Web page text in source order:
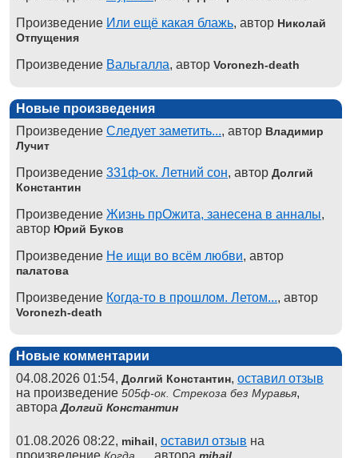
Произведение Или ещё какая блажь, автор Николай
Отпущения
Произведение Вальгалла, автор Voronezh-death
Новые произведения
Произведение Следует заметить..., автор Владимир
Лучит
Произведение 331ф-ок. Летний сон, автор Долгий
Константин
Произведение Жизнь прОжита, занесена в анналы,
автор Юрий Буков
Произведение Не ищи во всём любви, автор
палатова
Произведение Когда-то в прошлом. Летом..., автор
Voronezh-death
Новые комментарии
04.08.2026 01:54, Долгий Константин, оставил отзыв
на произведение 505ф-ок. Стрекоза без Муравья,
автораДолгий Константин
01.08.2026 08:22, mihail, оставил отзыв на
произведение
, автора